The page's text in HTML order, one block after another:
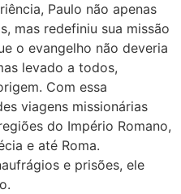
Paulo não apenas
mas redefiniu sua missão
o evangelho não deveria
levado a todos,
Com essa
viagens missionárias
do Império Romano,
e até Roma.
e prisões, ele